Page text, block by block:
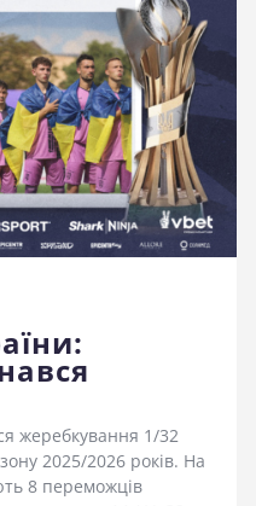
жеребкування 1/32
2025/2026 років. На
8 переможців